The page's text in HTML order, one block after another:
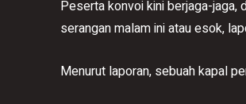
Peserta konvoi kini berjaga-jaga,
serangan malam ini atau esok,
Menurut laporan, sebuah kapal